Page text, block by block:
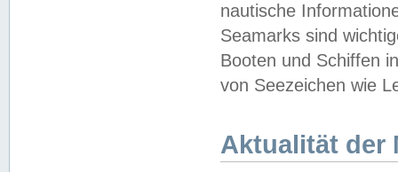
nautische
Seamarks sind
Booten und Schiffen
von Seezeichen wie
Aktualität der